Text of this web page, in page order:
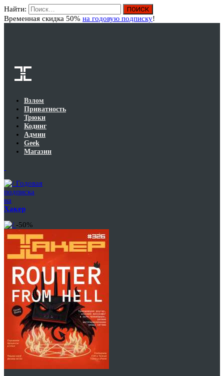
Найти:
Временная скидка 50% на годовую подписку!
Взлом
Приватность
Трюки
Кодинг
Админ
Geek
Магазин
Годовая
подписка
на
Хакер
-50%